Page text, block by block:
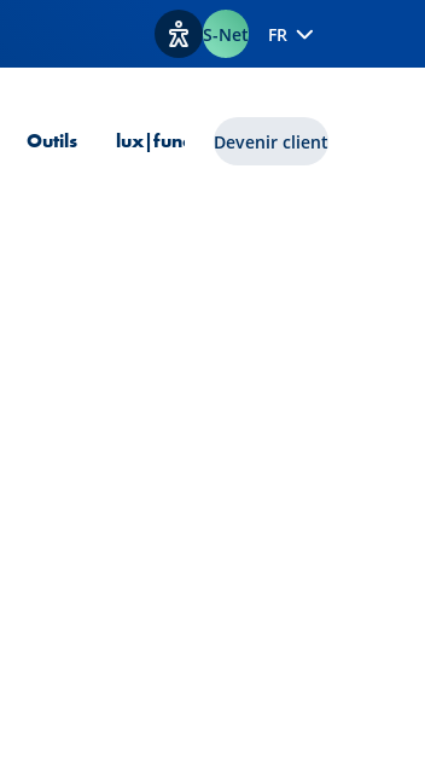
Afficher les options
S-Net FR
Outils lux|funds Devenir client